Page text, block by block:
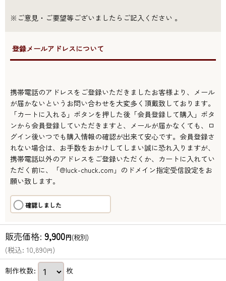
※ご意見・ご要望等ございましたらご記入ください 。
携帯電話のアドレスをご登録いただきましたお客様より、メール
が届かないというお問い合わせを大変多く頂戴致しております。
「カートに入れる」ボタンを押した後「会員登録して購入」ボタ
ンから会員登録していただきますと、メールが届かなくても、ロ
グイン後いつでも購入情報の確認が出来て安心です。会員登録さ
れない場合は、お手数をおかけしてしまい誠に恐れ入りますが、
携帯電話以外のアドレスをご登録いただくか、カートに入れてい
ただく前に、「@luck-chuck.com」のドメイン指定受信設定をお
願い致します。
●登録メールアドレスについて
確認しました
販売価格: 9,900円(税別)
(税込: 10,890円)
制作枚数: 枚